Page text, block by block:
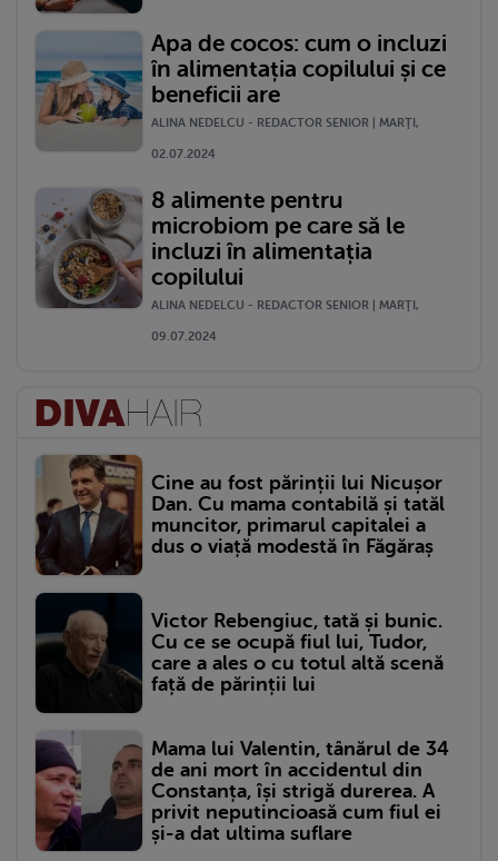
Apa de cocos: cum o incluzi
în alimentația copilului și ce
beneficii are
ALINA NEDELCU - REDACTOR SENIOR | MARŢI,
02.07.2024
8 alimente pentru
microbiom pe care să le
incluzi în alimentația
copilului
ALINA NEDELCU - REDACTOR SENIOR | MARŢI,
09.07.2024
Cine au fost părinții lui Nicușor
Dan. Cu mama contabilă și tatăl
muncitor, primarul capitalei a
dus o viață modestă în Făgăraș
Victor Rebengiuc, tată și bunic.
Cu ce se ocupă fiul lui, Tudor,
care a ales o cu totul altă scenă
față de părinții lui
Mama lui Valentin, tânărul de 34
de ani mort în accidentul din
Constanța, își strigă durerea. A
privit neputincioasă cum fiul ei
și-a dat ultima suflare